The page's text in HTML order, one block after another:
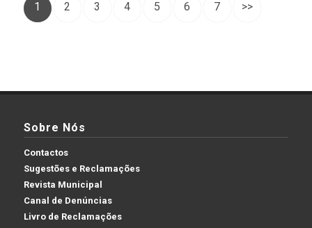
1 2 3 4 5 6 7 >>
Sobre Nós
Contactos
Sugestões e Reclamações
Revista Municipal
Canal de Denúncias
Livro de Reclamações